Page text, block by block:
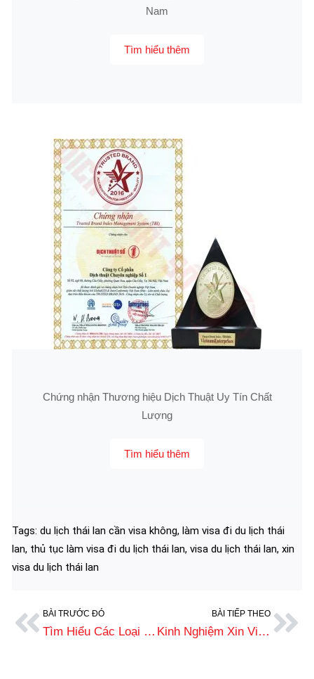
Nam
Tìm hiểu thêm
Chứng nhận Thương hiệu Dịch Thuật Uy Tín Chất
Lượng
Tìm hiểu thêm
Tags: du lịch thái lan cần visa không, làm visa đi du lịch thái
lan, thủ tục làm visa đi du lịch thái lan, visa du lịch thái lan, xin
visa du lịch thái lan
BÀI TRƯỚC ĐÓ
Tìm Hiểu Các Loại Visa Thái Lan Phổ Biến Hiện Nay
BÀI TIẾP THEO
Kinh Nghiệm Xin Visa Du Học Thái Lan Tỷ Lệ Đậu Cao